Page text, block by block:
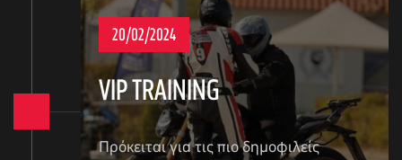
VIP TRAINING
20/02/2024
Πρόκειται για τις πιο δημοφιλείς